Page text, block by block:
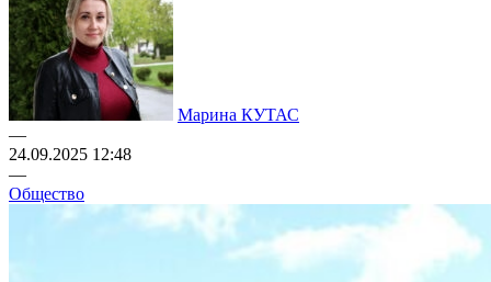
Марина КУТАС
—
24.09.2025 12:48
—
Общество